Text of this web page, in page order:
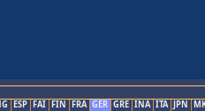
ESP FAI FIN FRA GER GRE INA ITA JPN